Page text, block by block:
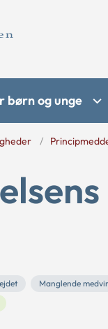
børn og unge
Manglende